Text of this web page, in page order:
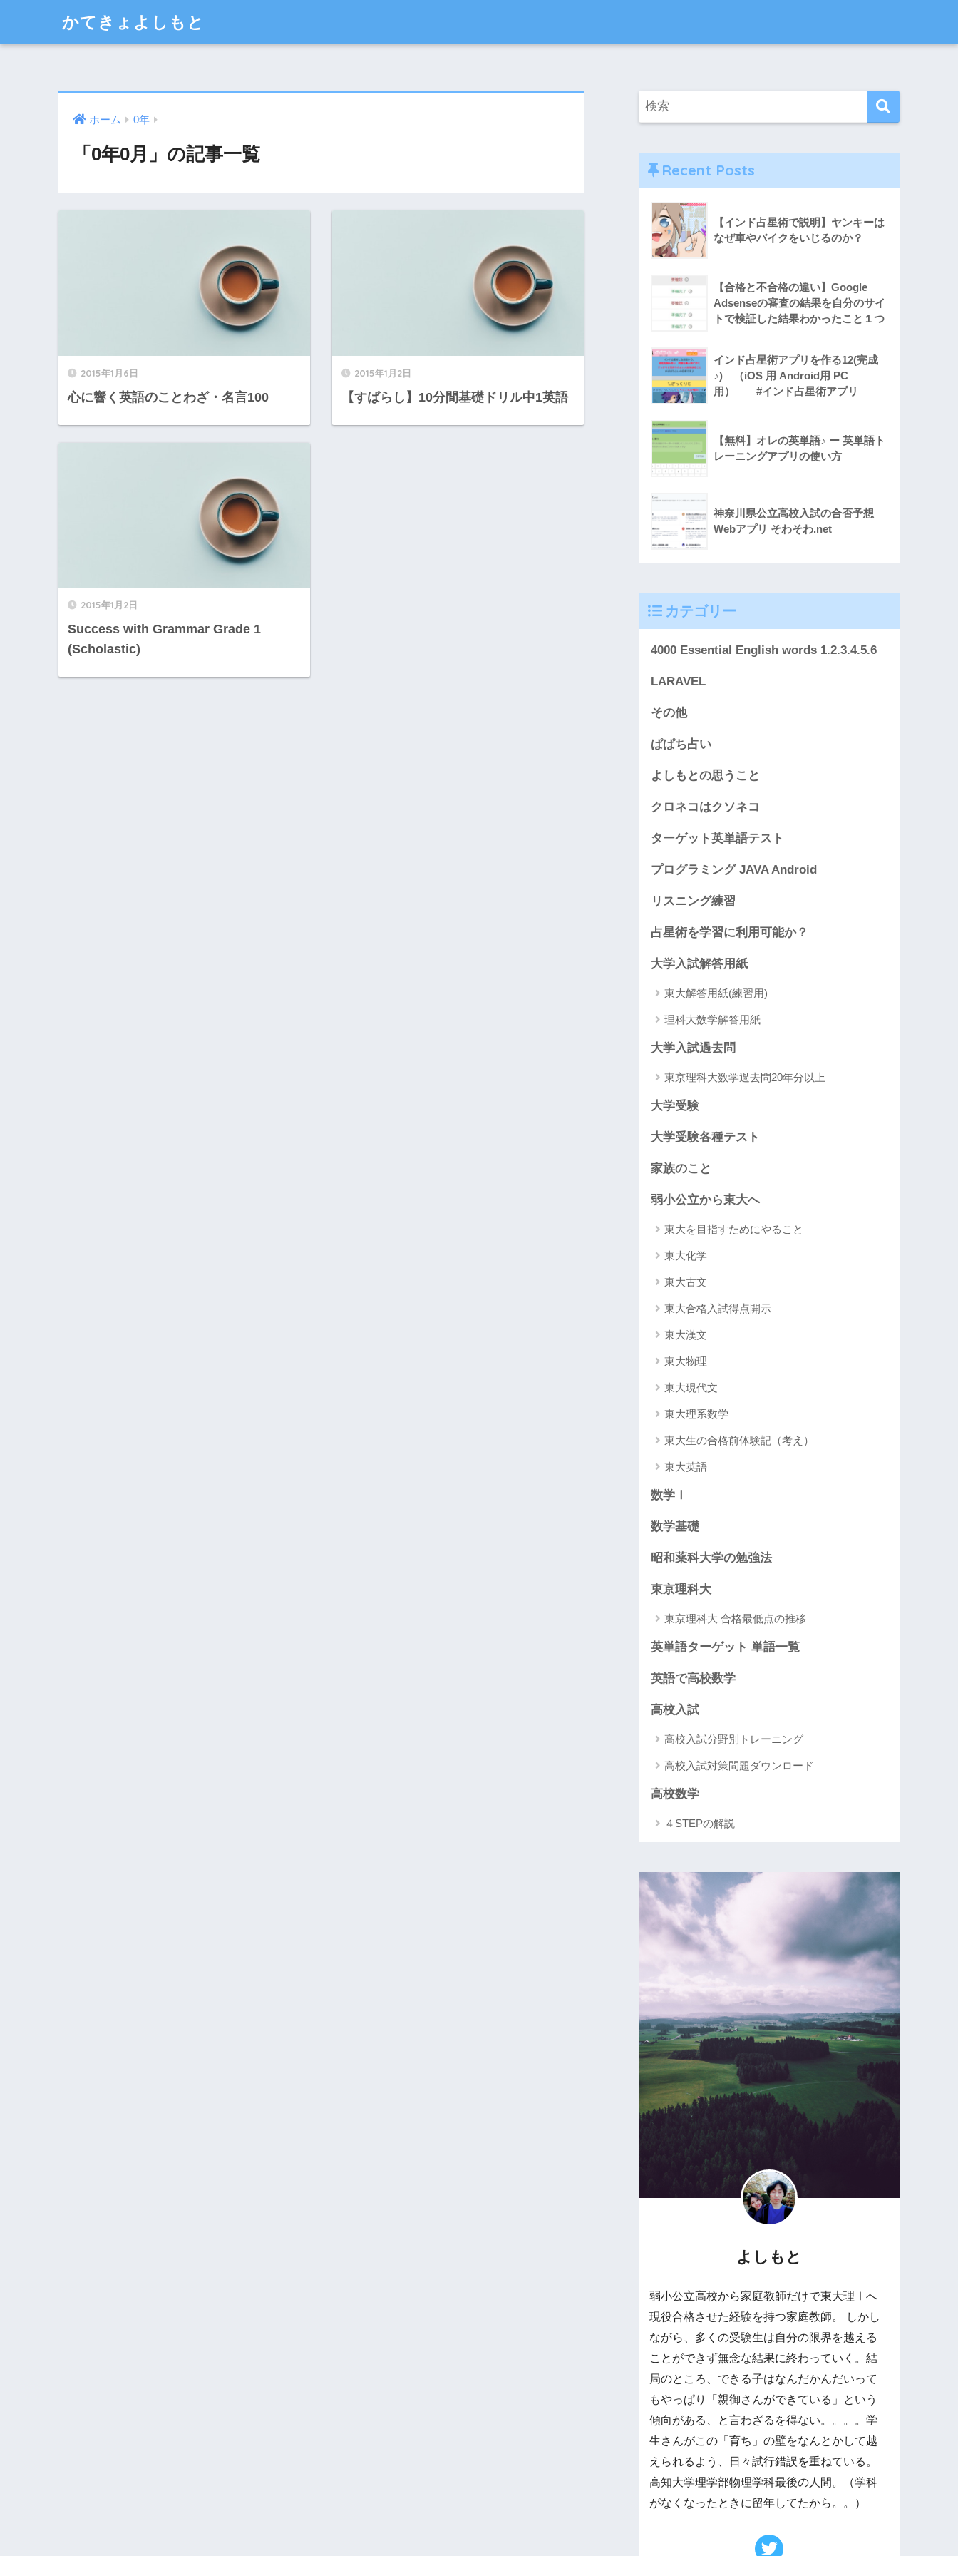
かてきょよしもと
ホーム 0年
「0年0月」の記事一覧
2015年1月6日
心に響く英語のことわざ・名言100
2015年1月2日
【すばらし】10分間基礎ドリル中1英語
2015年1月2日
Success with Grammar Grade 1
(Scholastic)
Recent Posts
【インド占星術で説明】ヤンキーは
なぜ車やバイクをいじるのか？
【合格と不合格の違い】Google
Adsenseの審査の結果を自分のサイ
トで検証した結果わかったこと１つ
インド占星術アプリを作る12(完成
♪) （iOS 用 Android用 PC
用） #インド占星術アプリ
【無料】オレの英単語♪ ー 英単語ト
レーニングアプリの使い方
神奈川県公立高校入試の合否予想
Webアプリ そわそわ.net
カテゴリー
4000 Essential English words 1.2.3.4.5.6
LARAVEL
その他
ぱぱち占い
よしもとの思うこと
クロネコはクソネコ
ターゲット英単語テスト
プログラミング JAVA Android
リスニング練習
占星術を学習に利用可能か？
大学入試解答用紙
東大解答用紙(練習用)
理科大数学解答用紙
大学入試過去問
東京理科大数学過去問20年分以上
大学受験
大学受験各種テスト
家族のこと
弱小公立から東大へ
東大を目指すためにやること
東大化学
東大古文
東大合格入試得点開示
東大漢文
東大物理
東大現代文
東大理系数学
東大生の合格前体験記（考え）
東大英語
数学Ⅰ
数学基礎
昭和薬科大学の勉強法
東京理科大
東京理科大 合格最低点の推移
英単語ターゲット 単語一覧
英語で高校数学
高校入試
高校入試分野別トレーニング
高校入試対策問題ダウンロード
高校数学
４STEPの解説
よしもと
弱小公立高校から家庭教師だけで東大理Ⅰへ
現役合格させた経験を持つ家庭教師。 しかし
ながら、多くの受験生は自分の限界を越える
ことができず無念な結果に終わっていく。結
局のところ、できる子はなんだかんだいって
もやっぱり「親御さんができている」という
傾向がある、と言わざるを得ない。。。。学
生さんがこの「育ち」の壁をなんとかして越
えられるよう、日々試行錯誤を重ねている。
高知大学理学部物理学科最後の人間。（学科
がなくなったときに留年してたから。。）